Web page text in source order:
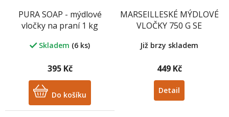
PURA SOAP - mýdlové
vločky na praní 1 kg
Skladem (6 ks)
395 Kč
Do košíku
MARSEILLESKÉ MÝDLOVÉ
VLOČKY 750 G SE
OLEJEM
Již brzy skladem
449 Kč
Detail